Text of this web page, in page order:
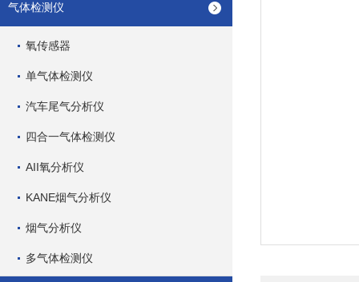
气体检测仪
氧传感器
单气体检测仪
汽车尾气分析仪
四合一气体检测仪
AII氧分析仪
KANE烟气分析仪
烟气分析仪
多气体检测仪